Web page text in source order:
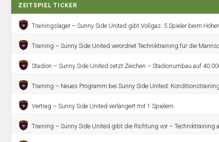
ZEITSPIEL TICKER
Trainingslager – Sunny Side United gibt Vollgas: 5 Spieler beim
Training – Sunny Side United verordnet Techniktraining für die
Stadion – Sunny Side United setzt Zeichen – Stadionumbau auf
Training – Neues Programm bei Sunny Side United:
Vertrag – Sunny Side United verlängert mit 1 Spielern.
Training – Sunny Side United gibt die Richtung vor – Techniktraining